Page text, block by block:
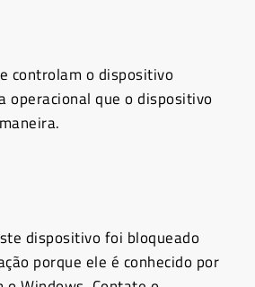
controlam o dispositivo
operacional que o dispositivo
dispositivo foi bloqueado
porque ele é conhecido por